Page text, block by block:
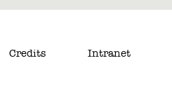
Credits Intranet